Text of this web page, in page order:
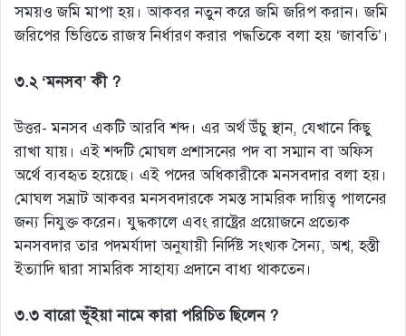
সময়ও জমি মাপা হয়। আকবর নতুন করে জমি জরিপ করান। জমি
জরিপের ভিত্তিতে রাজস্ব নির্ধারণ করার পদ্ধতিকে বলা হয় ‘জাবতি’।
৩.২ ‘মনসব’ কী ?
উত্তর- মনসব একটি আরবি শব্দ। এর অর্থ উঁচু স্থান, যেখানে কিছু
রাখা যায়। এই শব্দটি মোঘল প্রশাসনের পদ বা সম্মান বা অফিস
অর্থে ব্যবহৃত হয়েছে। এই পদের অধিকারীকে মনসবদার বলা হয়।
মোঘল সম্রাট আকবর মনসবদারকে সমস্ত সামরিক দায়িত্ব পালনের
জন্য নিযুক্ত করেন। যুদ্ধকালে এবং রাষ্ট্রের প্রয়োজনে প্রত্যেক
মনসবদার তার পদমর্যাদা অনুযায়ী নির্দিষ্ট সংখ্যক সৈন্য, অশ্ব, হস্তী
ইত্যাদি দ্বারা সামরিক সাহায্য প্রদানে বাধ্য থাকতেন।
৩.৩ বারো ভূঁইয়া নামে কারা পরিচিত ছিলেন ?